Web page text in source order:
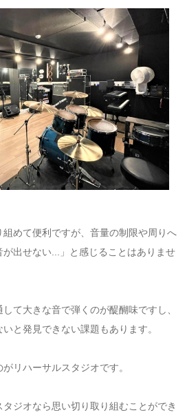
めて便利ですが、音量の制限や周りへ
出せない...」と感じることはありませ
て大きな音で弾くのが醍醐味ですし、
と発見できない課題もあります。
リハーサルスタジオです。
ジオなら思い切り取り組むことができ